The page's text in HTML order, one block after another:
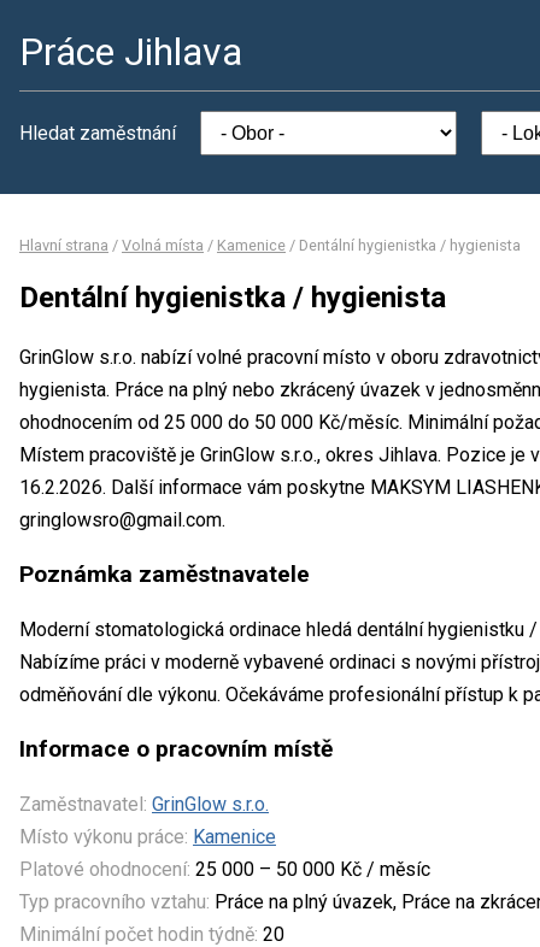
Práce Jihlava
Hledat zaměstnání
Hlavní strana / Volná místa / Kamenice / Dentální hygienistka / hygienista
Dentální hygienistka / hygienista
GrinGlow s.r.o. nabízí volné pracovní místo v oboru
hygienista. Práce na plný nebo zkrácený úvazek v
ohodnocením od 25 000 do 50 000 Kč/měsíc. Minimální
Místem pracoviště je GrinGlow s.r.o., okres Jihlava. Pozice je
16.2.2026. Další informace vám poskytne MAKSYM
gringlowsro@gmail.com.
Poznámka zaměstnavatele
Moderní stomatologická ordinace hledá dentální hygienistku
Nabízíme práci v moderně vybavené ordinaci s novými
odměňování dle výkonu. Očekáváme profesionální přístup k
Informace o pracovním místě
Zaměstnavatel: GrinGlow s.r.o.
Místo výkonu práce: Kamenice
Platové ohodnocení: 25 000 – 50 000 Kč / měsíc
Typ pracovního vztahu: Práce na plný úvazek, Práce na
Minimální počet hodin týdně: 20